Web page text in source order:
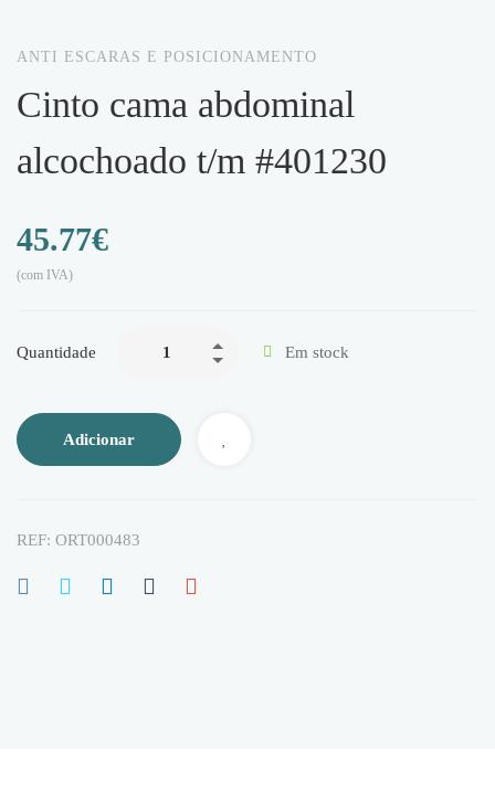
ANTI ESCARAS E POSICIONAMENTO
cinto cama abdominal
alcochoado t/m #401230
45.77€
(com IVA)
Quantidade Em stock
Adicionar
REF: ORT000483